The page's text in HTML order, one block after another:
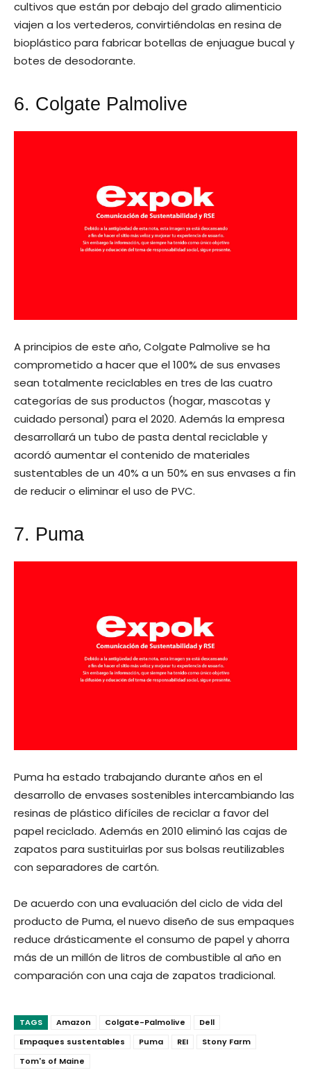
cultivos que están por debajo del grado alimenticio
viajen a los vertederos, convirtiéndolas en resina de
bioplástico para fabricar botellas de enjuague bucal y
botes de desodorante.
6. Colgate Palmolive
A principios de este año, Colgate Palmolive se ha
comprometido a hacer que el 100% de sus envases
sean totalmente reciclables en tres de las cuatro
categorías de sus productos (hogar, mascotas y
cuidado personal) para el 2020. Además la empresa
desarrollará un tubo de pasta dental reciclable y
acordó aumentar el contenido de materiales
sustentables de un 40% a un 50% en sus envases a fin
de reducir o eliminar el uso de PVC.
7. Puma
Puma ha estado trabajando durante años en el
desarrollo de envases sostenibles intercambiando las
resinas de plástico difíciles de reciclar a favor del
papel reciclado. Además en 2010 eliminó las cajas de
zapatos para sustituirlas por sus bolsas reutilizables
con separadores de cartón.
De acuerdo con una evaluación del ciclo de vida del
producto de Puma, el nuevo diseño de sus empaques
reduce drásticamente el consumo de papel y ahorra
más de un millón de litros de combustible al año en
comparación con una caja de zapatos tradicional.
TAGS Amazon Colgate-Palmolive
Dell
Empaques sustentables
Puma REI
Stony Farm
Tom's of Maine